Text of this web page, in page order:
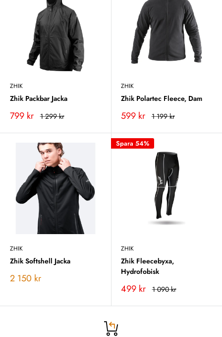
ZHIK
Zhik Packbar Jacka
Vårt
799 kr Rekommenderat
1 299 kr
ZHIK
Zhik Polartec Fleece, Dam
Vårt
599 kr Rekommenderat
1 199 kr
ZHIK
Zhik Softshell Jacka
Vårt
2 150 kr
Spara 54%
ZHIK
Zhik Fleecebyxa,
Hydrofobisk
Vårt
499 kr Rekommenderat
1 090 kr